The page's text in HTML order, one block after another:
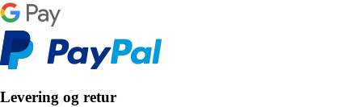
Levering og retur